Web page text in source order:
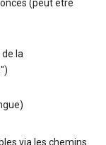
(peut être
de la
via les chemins